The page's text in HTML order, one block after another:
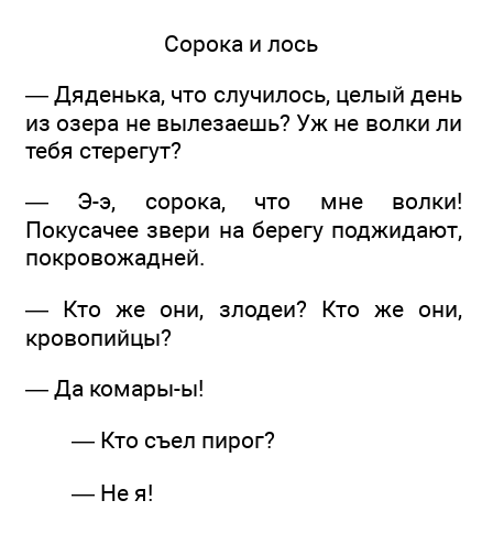
Сорока и лось
— Дяденька, что случилось, целый день
из озера не вылезаешь? Уж не волки ли
тебя стерегут?
— Э-э, сорока, что мне волки!
Покусачее звери на берегу поджидают,
покровожадней.
— Кто же они, злодеи? Кто же они,
кровопийцы?
— Да комары-ы!
— Кто съел пирог?
— Не я!